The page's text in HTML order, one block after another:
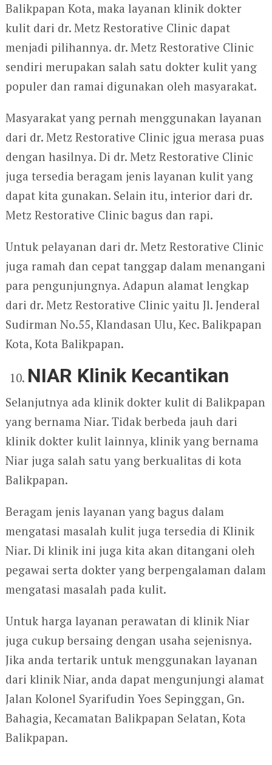
Balikpapan Kota, maka layanan klinik dokter
kulit dari dr. Metz Restorative Clinic dapat
menjadi pilihannya. dr. Metz Restorative Clinic
sendiri merupakan salah satu dokter kulit yang
populer dan ramai digunakan oleh masyarakat.
Masyarakat yang pernah menggunakan layanan
dari dr. Metz Restorative Clinic jgua merasa puas
dengan hasilnya. Di dr. Metz Restorative Clinic
juga tersedia beragam jenis layanan kulit yang
dapat kita gunakan. Selain itu, interior dari dr.
Metz Restorative Clinic bagus dan rapi.
Untuk pelayanan dari dr. Metz Restorative Clinic
juga ramah dan cepat tanggap dalam menangani
para pengunjungnya. Adapun alamat lengkap
dari dr. Metz Restorative Clinic yaitu Jl. Jenderal
Sudirman No.55, Klandasan Ulu, Kec. Balikpapan
Kota, Kota Balikpapan.
NIAR Klinik Kecantikan
Selanjutnya ada klinik dokter kulit di Balikpapan
yang bernama Niar. Tidak berbeda jauh dari
klinik dokter kulit lainnya, klinik yang bernama
Niar juga salah satu yang berkualitas di kota
Balikpapan.
Beragam jenis layanan yang bagus dalam
mengatasi masalah kulit juga tersedia di Klinik
Niar. Di klinik ini juga kita akan ditangani oleh
pegawai serta dokter yang berpengalaman dalam
mengatasi masalah pada kulit.
Untuk harga layanan perawatan di klinik Niar
juga cukup bersaing dengan usaha sejenisnya.
Jika anda tertarik untuk menggunakan layanan
dari klinik Niar, anda dapat mengunjungi alamat
Jalan Kolonel Syarifudin Yoes Sepinggan, Gn.
Bahagia, Kecamatan Balikpapan Selatan, Kota
Balikpapan.